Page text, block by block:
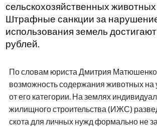
сельскохозяйственных
Штрафные санкции за
использования земель
рублей.
По словам юриста Дмитрия
возможность содержания животных на
от его категории. На землях
жилищного строительства (ИЖС)
скота для личных нужд формально не